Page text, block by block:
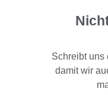
Schreibt uns
damit wir